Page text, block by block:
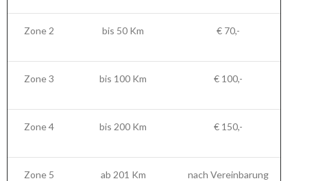
Zone 2 bis 50 Km € 70,-
Zone 3 bis 100 Km € 100,-
Zone 4 bis 200 Km € 150,-
Zone 5 ab 201 Km nach Vereinbarung